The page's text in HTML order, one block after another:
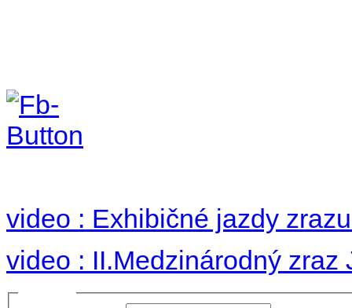
video : Exhibičné jazdy
video : II.Medzinárodný zraz